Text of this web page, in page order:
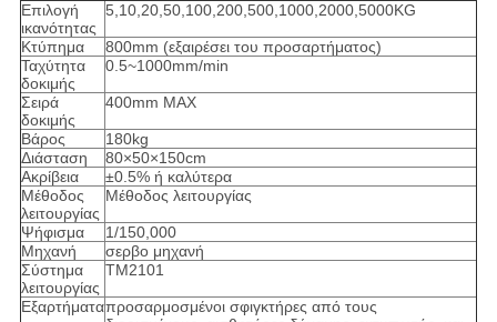
Επιλογή
ικανότητας
5,10,20,50,100,200,500,1000,2000,5000KG
Κτύπημα
800mm (εξαιρέσει του προσαρτήματος)
Ταχύτητα
δοκιμής
0.5~1000mm/min
Σειρά
δοκιμής
400mm MAX
Βάρος
180kg
Διάσταση
80×50×150cm
Ακρίβεια
±0.5% ή καλύτερα
Μέθοδος
λειτουργίας
Μέθοδος λειτουργίας
Ψήφισμα
1/150,000
Μηχανή
σερβο μηχανή
Σύστημα
λειτουργίας
TM2101
Εξαρτήματαπροσαρμοσμένοι σφιγκτήρες από τους